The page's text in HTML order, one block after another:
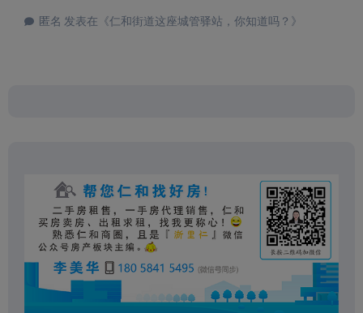
匿名 发表在《仁和街道这座城管驿站，你知道吗？ 》